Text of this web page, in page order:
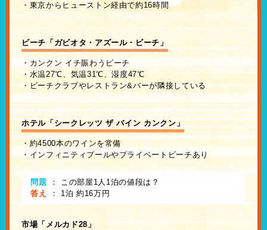
・東京からヒューストン経由で約16時間
ビーチ「ガビオタ・アズール・ビーチ」
・カンクン イチ賑わうビーチ
・水温27℃、気温31℃、湿度47℃
・ビーチクラブやレストラン&バーが隣接している
ホテル「シークレッツ ザ バイン カンクン」
・約4500本のワインを常備
・インフィニティプールやプライベートビーチあり
問題 ： この部屋1人1泊の値段は？
答え
： 1泊 約16万円
市場「メルカド28」